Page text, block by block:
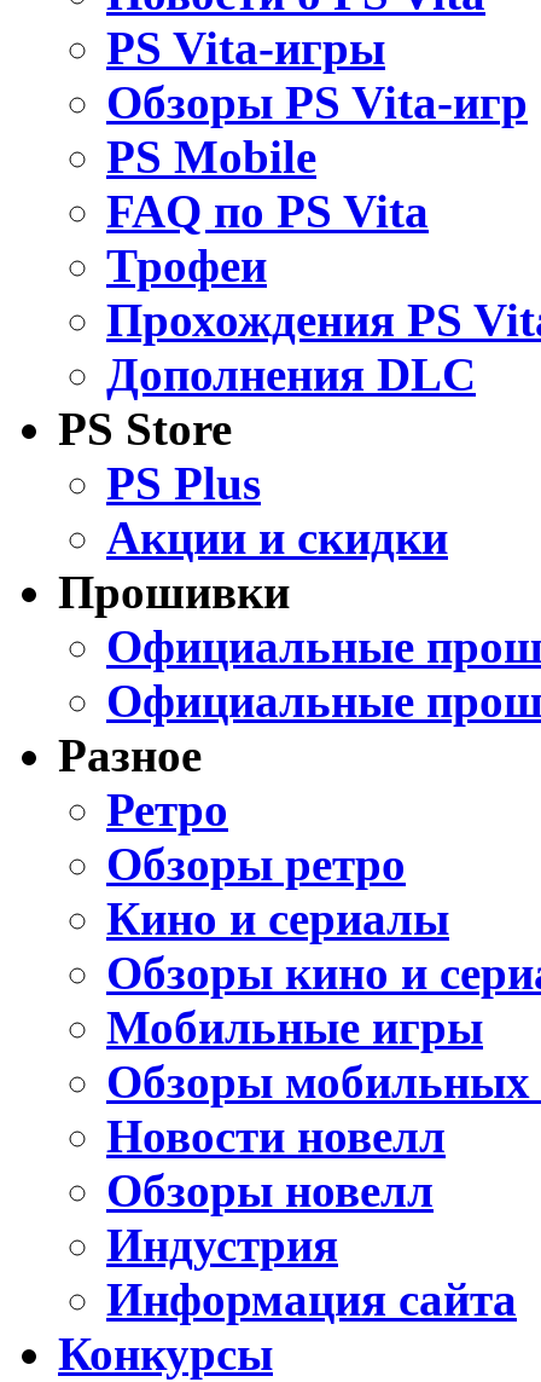
PS Vita-игры
Обзоры PS Vita-игр
PS Mobile
FAQ по PS Vita
Трофеи
Прохождения PS
Дополнения DLC
PS Store
PS Plus
Акции и скидки
Прошивки
Официальные
Официальные
Разное
Ретро
Обзоры ретро
Кино и сериалы
Обзоры кино и
Мобильные игры
Обзоры мобильных
Новости новелл
Обзоры новелл
Индустрия
Информация сайта
Конкурсы